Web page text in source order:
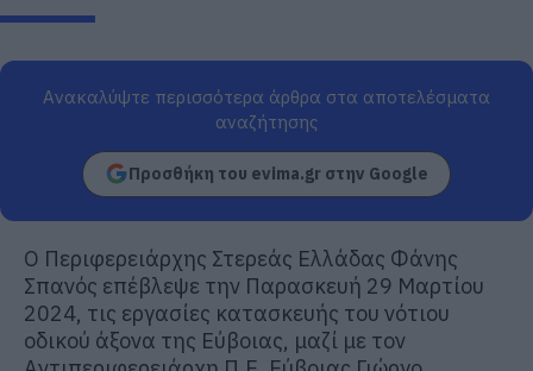
Ανακαλύψτε περισσότερα άρθρα στα αποτελέσματα
αναζήτησης
Προσθήκη του evima.gr στην Google
Ο Περιφερειάρχης Στερεάς Ελλάδας Φάνης
Σπανός επέβλεψε την Παρασκευή 29 Μαρτίου
2024, τις εργασίες κατασκευής του νότιου
οδικού άξονα της Εύβοιας, μαζί με τον